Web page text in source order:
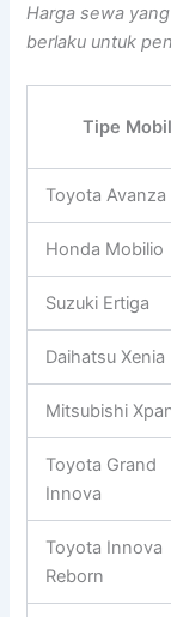
Harga sewa
berlaku untuk
Tipe Mobil
Toyota Avanza
Honda Mobilio
Suzuki Ertiga
Daihatsu Xenia
Mitsubishi
Toyota Grand
Innova
Toyota Innova
Reborn